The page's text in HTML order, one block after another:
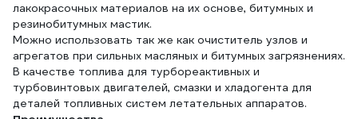
лакокрасочных материалов на их основе, битумных и
резинобитумных мастик.
Можно использовать так же как очиститель узлов и
агрегатов при сильных масляных и битумных загрязнениях.
В качестве топлива для турбореактивных и
турбовинтовых двигателей, смазки и хладогента для
деталей топливных систем летательных аппаратов.